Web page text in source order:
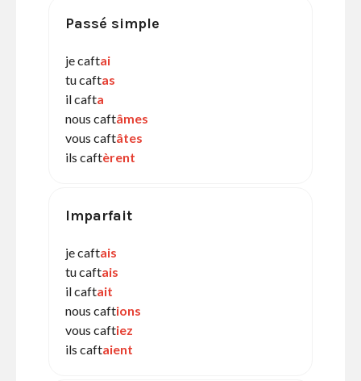
Passé simple
je caftai
tu caftas
il cafta
nous caftâmes
vous caftâtes
ils caftèrent
Imparfait
je caftais
tu caftais
il caftait
nous caftions
vous caftiez
ils caftaient